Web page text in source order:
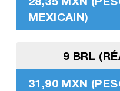
MEXICAIN)
9 BRL
31,90 MXN